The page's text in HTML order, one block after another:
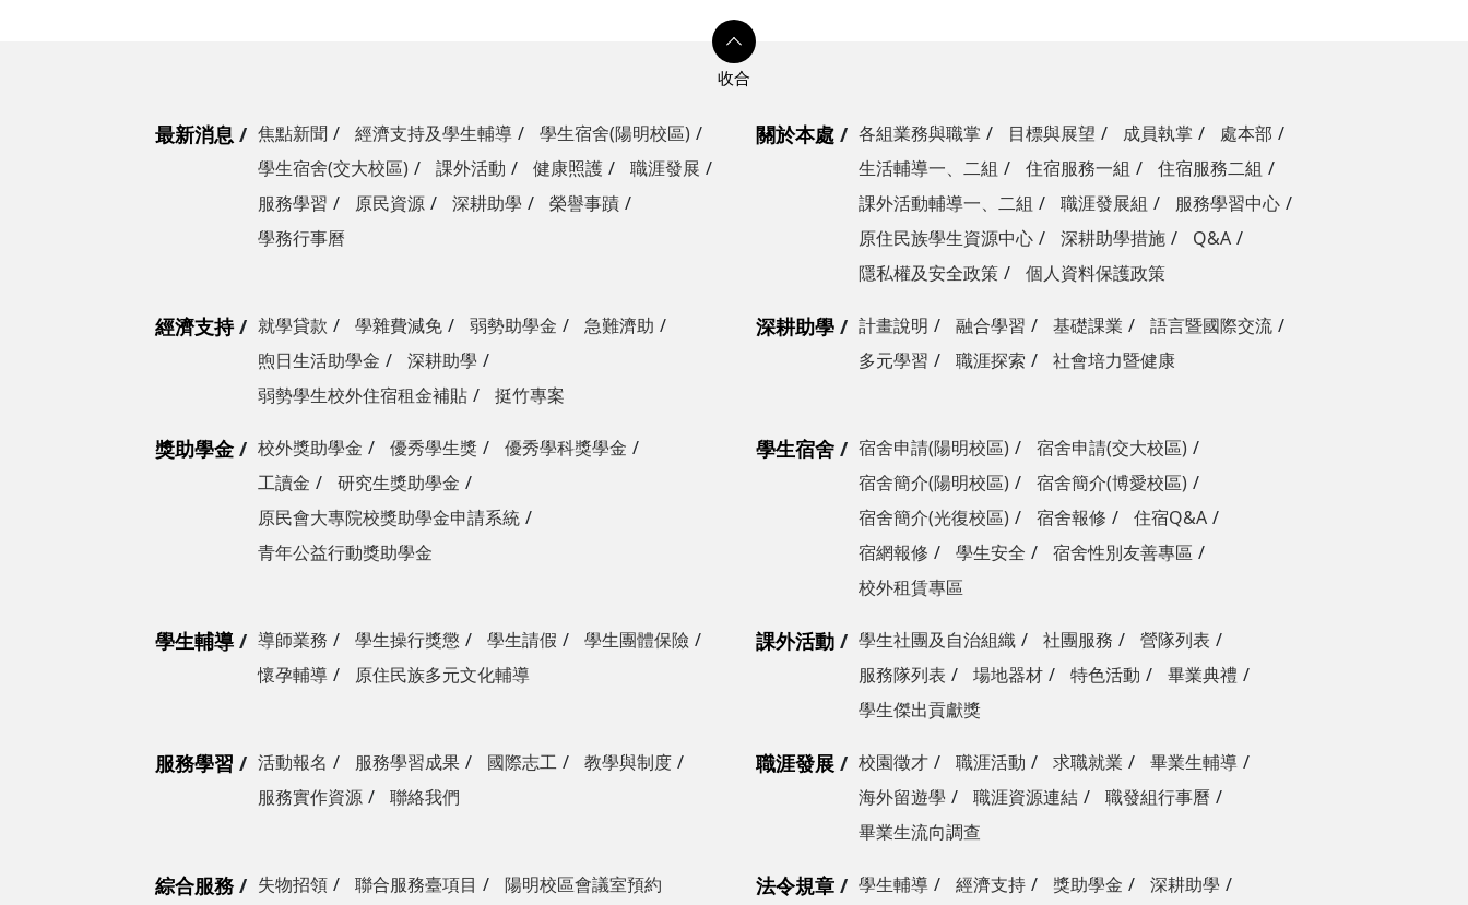
最新消息 焦點新聞 經濟支持及學生輔導
學生宿舍(陽明校區)
學生宿舍(交大校區)
課外活動 健康照護
職涯發展
服務學習
原民資源 深耕助學
榮譽事蹟
學務行事曆
關於本處 各組業務與職掌 目標與展望 成員執掌
處本部
生活輔導一、二組
住宿服務一組
住宿服務二組
課外活動輔導一、二組
職涯發展組
服務學習中心
原住民族學生資源中心
深耕助學措施
Q&A
隱私權及安全政策
個人資料保護政策
經濟支持 就學貸款 學雜費減免 弱勢助學金
急難濟助
煦日生活助學金
深耕助學
弱勢學生校外住宿租金補貼
挺竹專案
深耕助學 計畫說明 融合學習 基礎課業
語言暨國際交流
多元學習
職涯探索 社會培力暨健康
獎助學金 校外獎助學金 優秀學生獎
優秀學科獎學金
工讀金
研究生獎助學金
原民會大專院校獎助學金申請系統
青年公益行動獎助學金
學生宿舍 宿舍申請(陽明校區)
宿舍申請(交大校區)
宿舍簡介(陽明校區)
宿舍簡介(博愛校區)
宿舍簡介(光復校區)
宿舍報修
住宿Q&A
宿網報修
學生安全
宿舍性別友善專區
校外租賃專區
學生輔導 導師業務 學生操行獎懲 學生請假
學生團體保險
懷孕輔導
原住民族多元文化輔導
課外活動 學生社團及自治組織 社團服務
營隊列表
服務隊列表
場地器材 特色活動
畢業典禮
學生傑出貢獻獎
服務學習 活動報名 服務學習成果 國際志工
教學與制度
服務實作資源
聯絡我們
職涯發展 校園徵才 職涯活動 求職就業
畢業生輔導
海外留遊學
職涯資源連結
職發組行事曆
畢業生流向調查
綜合服務 失物招領 聯合服務臺項目 陽明校區會議室預約 法令規章 學生輔導 經濟支持 獎助學金
深耕助學